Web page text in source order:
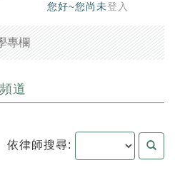
您好~您尚未登入
專欄
道
依律師搜尋: